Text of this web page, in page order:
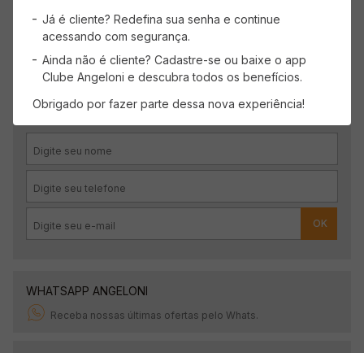
CADASTRE-SE
Receba promoções, novidades e descontos
OK
WHATSAPP ANGELONI
Receba nossas últimas ofertas pelo Whats.
Já é cliente? Redefina sua senha e continue
acessando com segurança.
Ainda não é cliente? Cadastre-se ou baixe o app
Clube Angeloni e descubra todos os benefícios.
Obrigado por fazer parte dessa nova experiência!